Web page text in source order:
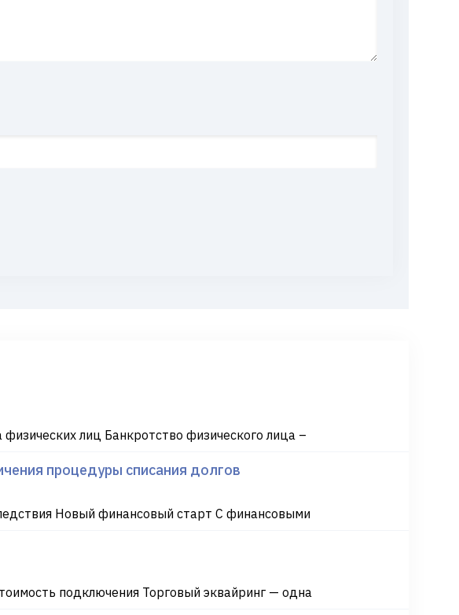
лиц Банкротство физического лица –
процедуры списания долгов
Новый финансовый старт С финансовыми
подключения Торговый эквайринг — одна